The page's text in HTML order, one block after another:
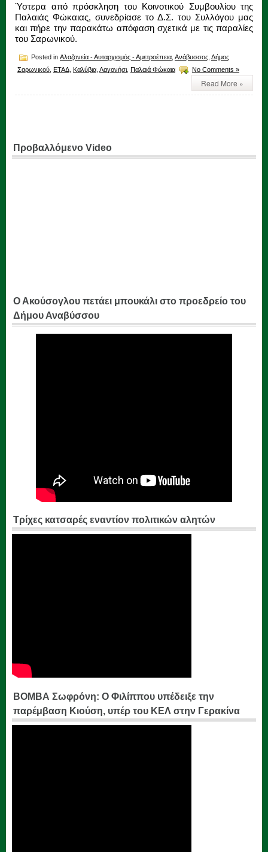
Ύστερα από πρόσκληση του Κοινοτικού Συμβουλίου της
Παλαιάς Φώκαιας, συνεδρίασε το Δ.Σ. του Συλλόγου μας
και πήρε την παρακάτω απόφαση σχετικά με τις παραλίες
του Σαρωνικού.
Posted in Αλαζονεία - Αυταρχισμός - Αμετροέπεια Ανάβυσσος Δήμος
Σαρωνικού ΕΤΑΔ Καλύβια Λαγονήσι Παλαιά Φώκαια No Comments »
Read More »
Προβαλλόμενο Video
Ο Ακούσογλου πετάει μπουκάλι στο προεδρείο του
Δήμου Αναβύσσου
Τρίχες κατσαρές εναντίον πολιτικών αλητών
ΒΟΜΒΑ Σωφρόνη: Ο Φιλίππου υπέδειξε την
παρέμβαση Κιούση, υπέρ του ΚΕΛ στην Γερακίνα